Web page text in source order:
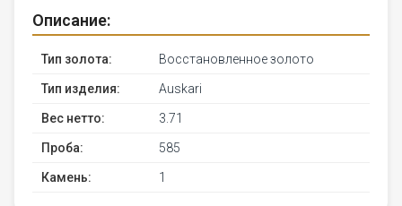
Описание:
Тип золота: Восстановленное золото
Тип изделия: Auskari
Вес нетто: 3.71
Проба: 585
Камень: 1